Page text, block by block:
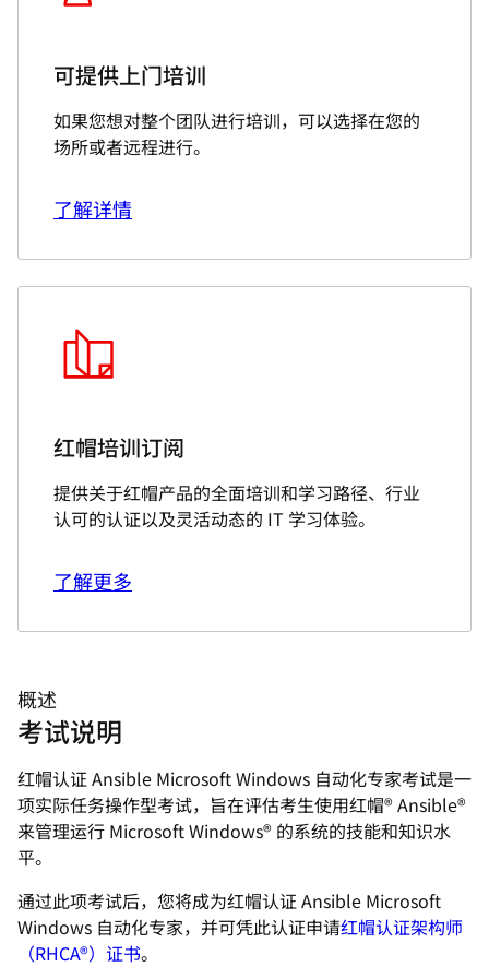
概述
考试说明
红帽认证 Ansible Microsoft Windows 自动化专家考试是一
项实际任务操作型考试，旨在评估考生使用红帽® Ansible®
来管理运行 Microsoft Windows® 的系统的技能和知识水
平。
通过此项考试后，您将成为红帽认证 Ansible Microsoft
Windows 自动化专家，并可凭此认证申请红帽认证架构师
（RHCA®）证书。
可提供上门培训
如果您想对整个团队进行培训，可以选择在您的
场所或者远程进行。
了解详情
红帽培训订阅
提供关于红帽产品的全面培训和学习路径、行业
认可的认证以及灵活动态的 IT 学习体验。
了解更多